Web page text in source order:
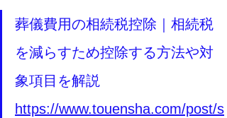
葬儀費用の相続税控除｜相続税
を減らすため控除する方法や対
象項目を解説
https://www.touensha.com/post/s